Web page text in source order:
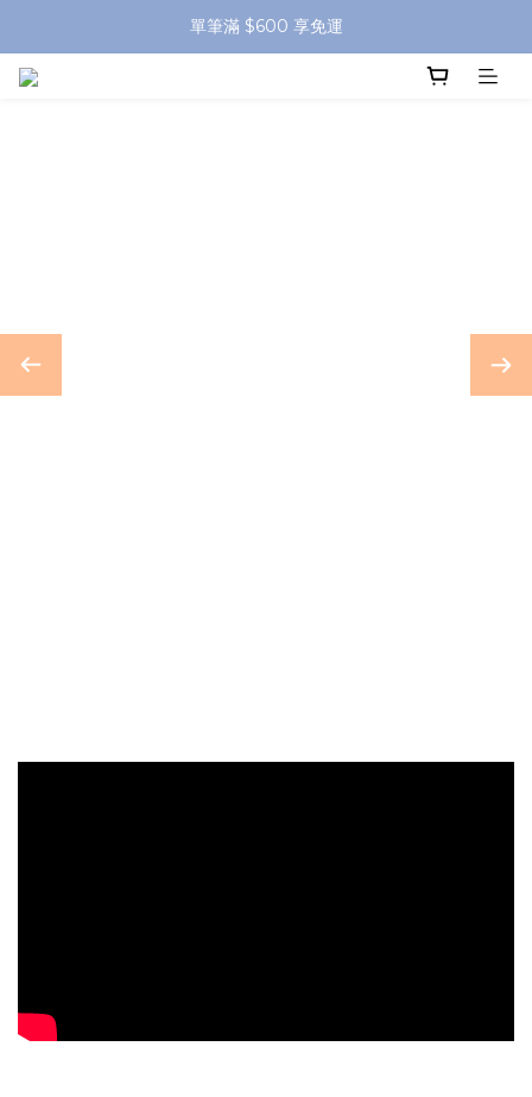
單筆滿 $600 享免運